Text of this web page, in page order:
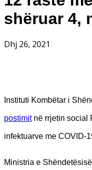
shëruar 4,
Dhj 26, 2021
Instituti Kombëtar i
postimitnë rrjetin social
infektuarve me COVID-
Ministria e